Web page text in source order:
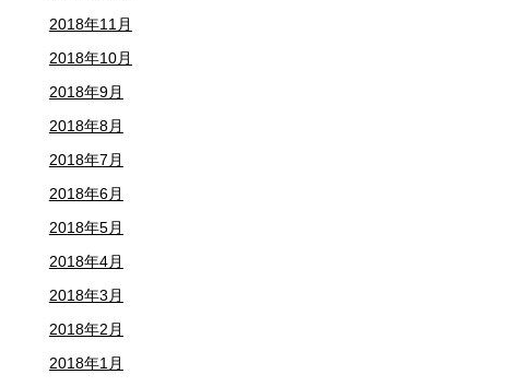
2018年11月
2018年10月
2018年9月
2018年8月
2018年7月
2018年6月
2018年5月
2018年4月
2018年3月
2018年2月
2018年1月